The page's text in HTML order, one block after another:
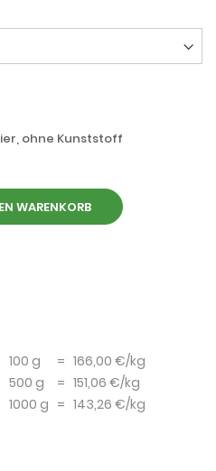
ohne Kunststoff
WARENKORB
100 g = 166,00 €/kg
500 g = 151,06 €/kg
1000 g = 143,26 €/kg